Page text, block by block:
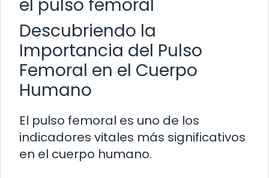
el pulso femoral
Descubriendo la
Importancia del Pulso
Femoral en el Cuerpo
Humano
El pulso femoral es uno de los
indicadores vitales más significativos
en el cuerpo humano.